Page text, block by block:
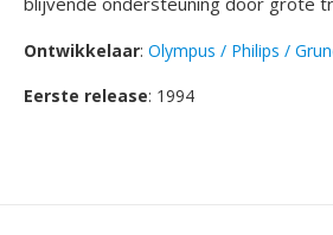
Ontwikkelaar: Olympus / Philips /
Eerste release: 1994